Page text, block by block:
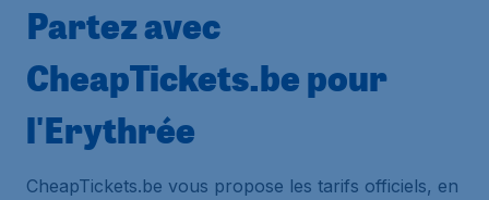
Partez avec
CheapTickets.be pour
l'Erythrée
CheapTickets.be vous propose les tarifs officiels, en